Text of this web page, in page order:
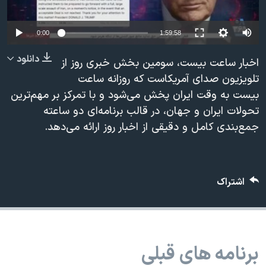
فرهنگ و زندگی
حقوق شهروندی
علم و فناوری
اسرائیل در جنگ
گالری عکس
مستندها
انتخابات ریاست جمهوری آمریکا ۲۰۲۴
رمز مهسا
ورزش زنان در ایران
اعتراضات زن، زندگی، آزادی
دادگاه حمید نوری
اعتراضات مردمی آبان ۹۸
دنبال کنید
زبانهای مختلف
Auto
240p
360p
480p
720p
1080p
0:00 1:59:58
480p
720p
دانلود
اخبار ساعت بیست، سومین بخش خبری روز از
تلویزیون صدای آمریکاست که روزانه ساعت
بیست به وقت ایران پخش می‌شود و با تمرکز بر مهم‌ترین
تحولات ایران و جهان، در قالب برنامه‌ای دو ساعته
جمع‌بندی کامل و دقیقی از اخبار روز ارائه می‌دهد.
اشتراک
برنامه های قبلی